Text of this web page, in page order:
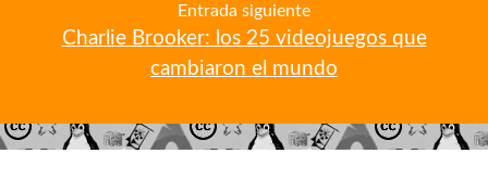
Entrada siguiente
Charlie Brooker: los 25 videojuegos que
cambiaron el mundo